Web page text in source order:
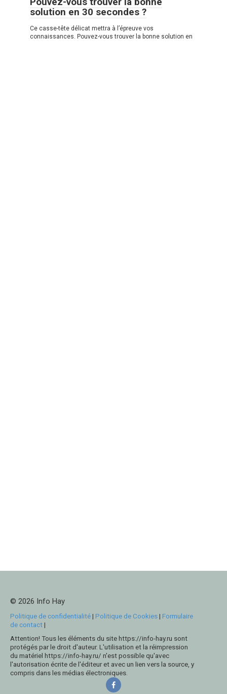
solution en 30 secondes ?
Ce casse-tête délicat mettra à l’épreuve vos
connaissances. Pouvez-vous trouver la bonne solution en
© 2026 Info Hay
Politique de confidentialité| Politique de Cookies| Formulaire
de contact|
Attention! Tous les éléments du site https://info-hay.ru sont
protégés par le droit d'auteur. L'utilisation et la réimpression
du matériel https://info-hay.ru/ n'est possible qu'avec
l'autorisation écrite de l'éditeur et avec un lien vers la source, y
compris dans les médias électroniques.